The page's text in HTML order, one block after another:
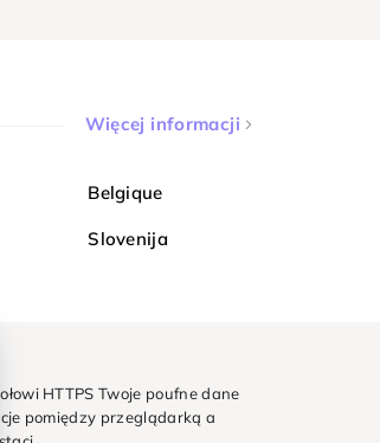
Więcej informacji
Belgique
Slovenija
HTTPS Twoje poufne dane
pomiędzy przeglądarką a